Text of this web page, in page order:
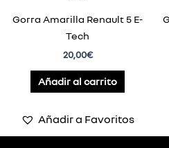
Gorra Amarilla Renault 5 E-
Tech
20,00€
Añadir al carrito
Añadir a Favoritos